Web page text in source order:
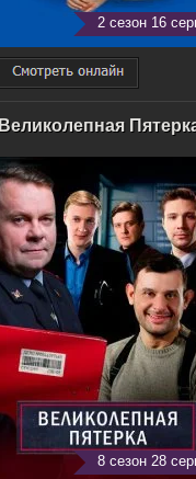
2 сезон 16
Великолепная
8 сезон 28